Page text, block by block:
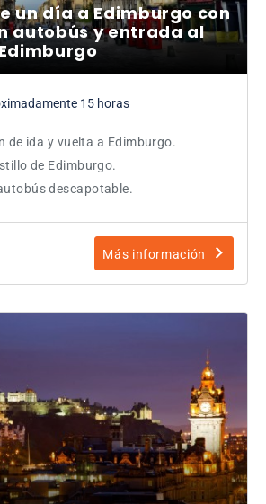
un día a Edimburgo con
autobús y entrada al
15 horas
de ida y vuelta a Edimburgo.
de Edimburgo.
descapotable.
Más información